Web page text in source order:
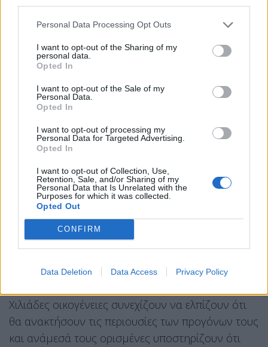
Personal Data Processing Opt Outs
I want to opt-out of the Sharing of my
personal data.
Opted In
I want to opt-out of the Sale of my
Personal Data.
Opted In
I want to opt-out of processing my
Personal Data for Targeted Advertising.
Opted In
I want to opt-out of Collection, Use,
Retention, Sale, and/or Sharing of my
Personal Data that Is Unrelated with the
Purposes for which it was collected.
Opted Out
CONFIRM
Data Deletion Data Access Privacy Policy
αμφιβολίες για την προέλευση των πόρων που
χρησιμοποιήθηκαν για την αγορά της γης και για
την νομιμότητα των διαδικασιών.
Οπως και πολλά άλλα εδάφη στην Αλβανία, η
ζώνη αποτελεί αντικείμενο διαφορών που
συνδέονται με τα δικαιώματα ιδιοκτησίας. Το
εξουσία, η ιδιωτική ιδιοκτησία καταργήθηκε στην
Αλβανία. Στην δεκαετία του 1990, με την πτώση
του καθεστώτος, μεταξύ οικονομικής κρίσης και
ένοπλων συγκρούσεων, πολλές εκτάσεις
καταπατήθηκαν χωρίς νομική βάση και έκτοτε το
θέμα των ιδιοκτησιακών δικαιωμάτων παραμένει
εξαιρετικά ευαίσθητο.
Χιλιάδες οικογένειες συνεχίζουν να ελπίζουν ότι
θα ανακτήσουν τις περιουσίες των προγόνων τους
και ανάμεσά τους ορισμένες υποστηρίζουν ότι